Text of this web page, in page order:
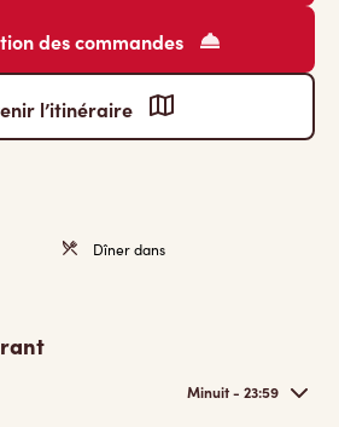
des commandes
l’itinéraire
Dîner dans
Minuit - 23:59